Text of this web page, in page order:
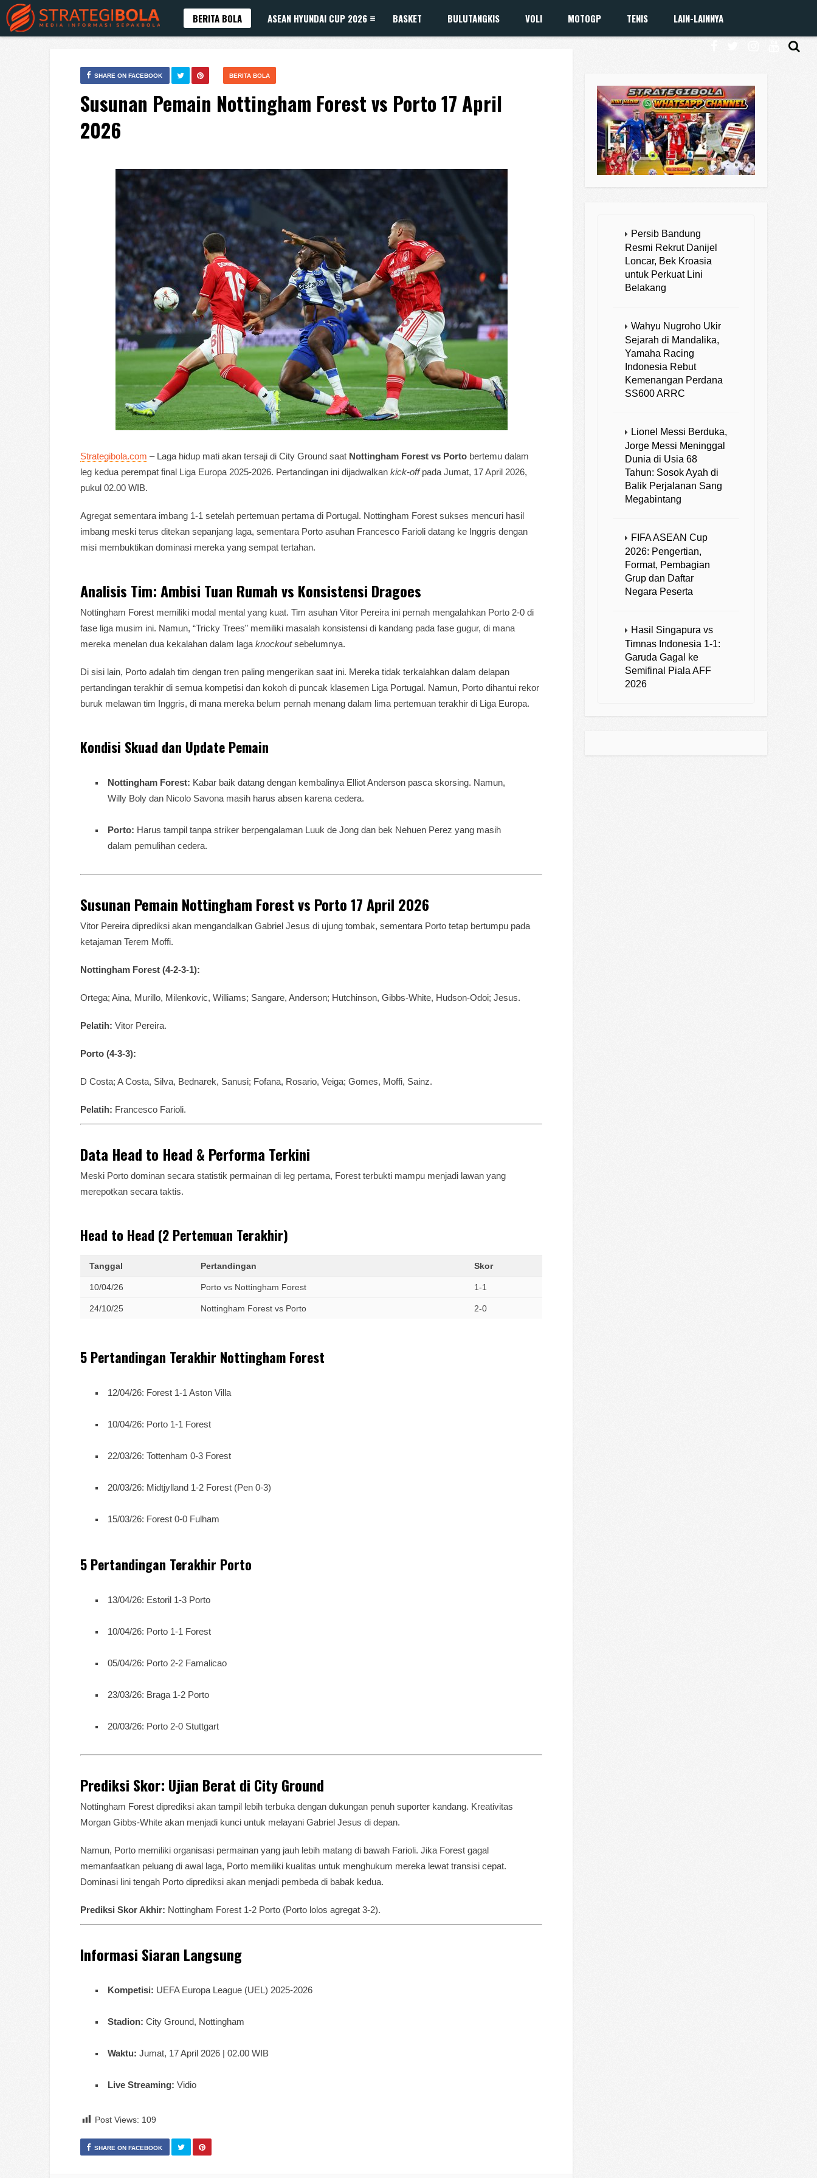
BERITA BOLA ASEAN HYUNDAI CUP 2026 BASKET BULUTANGKIS VOLI MOTOGP TENIS LAIN-LAINNYA
BERITA BOLA
SHARE ON FACEBOOK
Susunan Pemain Nottingham Forest vs Porto 17 April
2026
Strategibola.com – Laga hidup mati akan tersaji di City Ground saat Nottingham Forest vs Porto bertemu dalam
leg kedua perempat final Liga Europa 2025-2026. Pertandingan ini dijadwalkan kick-offpada Jumat, 17 April 2026,
pukul 02.00 WIB.
Agregat sementara imbang 1-1 setelah pertemuan pertama di Portugal. Nottingham Forest sukses mencuri hasil
imbang meski terus ditekan sepanjang laga, sementara Porto asuhan Francesco Farioli datang ke Inggris dengan
misi membuktikan dominasi mereka yang sempat tertahan.
Analisis Tim: Ambisi Tuan Rumah vs Konsistensi Dragoes
Nottingham Forest memiliki modal mental yang kuat. Tim asuhan Vitor Pereira ini pernah mengalahkan Porto 2-0 di
fase liga musim ini. Namun, “Tricky Trees” memiliki masalah konsistensi di kandang pada fase gugur, di mana
mereka menelan dua kekalahan dalam laga knockoutsebelumnya.
Di sisi lain, Porto adalah tim dengan tren paling mengerikan saat ini. Mereka tidak terkalahkan dalam delapan
pertandingan terakhir di semua kompetisi dan kokoh di puncak klasemen Liga Portugal. Namun, Porto dihantui rekor
buruk melawan tim Inggris, di mana mereka belum pernah menang dalam lima pertemuan terakhir di Liga Europa.
Kondisi Skuad dan Update Pemain
Nottingham Forest: Kabar baik datang dengan kembalinya Elliot Anderson pasca skorsing. Namun,
Willy Boly dan Nicolo Savona masih harus absen karena cedera.
Porto: Harus tampil tanpa striker berpengalaman Luuk de Jong dan bek Nehuen Perez yang masih
dalam pemulihan cedera.
Susunan Pemain Nottingham Forest vs Porto 17 April 2026
Vitor Pereira diprediksi akan mengandalkan Gabriel Jesus di ujung tombak, sementara Porto tetap bertumpu pada
ketajaman Terem Moffi.
Nottingham Forest (4-2-3-1):
Ortega; Aina, Murillo, Milenkovic, Williams; Sangare, Anderson; Hutchinson, Gibbs-White, Hudson-Odoi; Jesus.
Pelatih: Vitor Pereira.
Porto (4-3-3):
D Costa; A Costa, Silva, Bednarek, Sanusi; Fofana, Rosario, Veiga; Gomes, Moffi, Sainz.
Pelatih: Francesco Farioli.
Data Head to Head & Performa Terkini
Meski Porto dominan secara statistik permainan di leg pertama, Forest terbukti mampu menjadi lawan yang
merepotkan secara taktis.
Head to Head (2 Pertemuan Terakhir)
Tanggal Pertandingan Skor
10/04/26 Porto vs Nottingham Forest 1-1
24/10/25 Nottingham Forest vs Porto 2-0
5 Pertandingan Terakhir Nottingham Forest
12/04/26: Forest 1-1 Aston Villa
10/04/26: Porto 1-1 Forest
22/03/26: Tottenham 0-3 Forest
20/03/26: Midtjylland 1-2 Forest (Pen 0-3)
15/03/26: Forest 0-0 Fulham
5 Pertandingan Terakhir Porto
13/04/26: Estoril 1-3 Porto
10/04/26: Porto 1-1 Forest
05/04/26: Porto 2-2 Famalicao
23/03/26: Braga 1-2 Porto
20/03/26: Porto 2-0 Stuttgart
Prediksi Skor: Ujian Berat di City Ground
Nottingham Forest diprediksi akan tampil lebih terbuka dengan dukungan penuh suporter kandang. Kreativitas
Morgan Gibbs-White akan menjadi kunci untuk melayani Gabriel Jesus di depan.
Namun, Porto memiliki organisasi permainan yang jauh lebih matang di bawah Farioli. Jika Forest gagal
memanfaatkan peluang di awal laga, Porto memiliki kualitas untuk menghukum mereka lewat transisi cepat.
Dominasi lini tengah Porto diprediksi akan menjadi pembeda di babak kedua.
Prediksi Skor Akhir: Nottingham Forest 1-2 Porto (Porto lolos agregat 3-2).
Informasi Siaran Langsung
Kompetisi: UEFA Europa League (UEL) 2025-2026
Stadion: City Ground, Nottingham
Waktu: Jumat, 17 April 2026 | 02.00 WIB
Live Streaming: Vidio
Post Views: 109
SHARE ON FACEBOOK
Persib Bandung
Resmi Rekrut Danijel
Loncar, Bek Kroasia
untuk Perkuat Lini
Belakang
Wahyu Nugroho Ukir
Sejarah di Mandalika,
Yamaha Racing
Indonesia Rebut
Kemenangan Perdana
SS600 ARRC
Lionel Messi Berduka,
Jorge Messi Meninggal
Dunia di Usia 68
Tahun: Sosok Ayah di
Balik Perjalanan Sang
Megabintang
FIFA ASEAN Cup
2026: Pengertian,
Format, Pembagian
Grup dan Daftar
Negara Peserta
Hasil Singapura vs
Timnas Indonesia 1-1:
Garuda Gagal ke
Semifinal Piala AFF
2026